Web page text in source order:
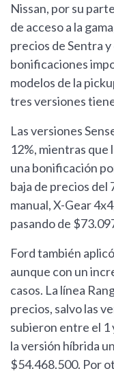
Nissan, por su
de acceso a la
precios de Sentra
bonificaciones
modelos de la
tres versiones
Las versiones
12%, mientras que
una bonificación
baja de precios del
manual, X-Gear
pasando de
Ford también
aunque con un
casos. La línea
precios, salvo las
subieron entre el 1
la versión híbrida
$54.468.500. Por